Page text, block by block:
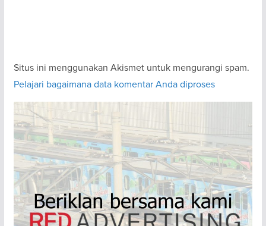
Situs ini menggunakan Akismet untuk mengurangi spam.
Pelajari bagaimana data komentar Anda diproses